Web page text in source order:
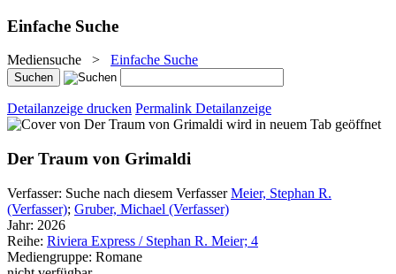
Einfache Suche
Mediensuche > Einfache Suche
Detailanzeige drucken Permalink Detailanzeige
wird in neuem Tab geöffnet
Der Traum von Grimaldi
Verfasser: Suche nach diesem Verfasser Meier, Stephan R.
(Verfasser); Gruber, Michael (Verfasser)
Jahr: 2026
Reihe: Riviera Express / Stephan R. Meier; 4
Mediengruppe: Romane